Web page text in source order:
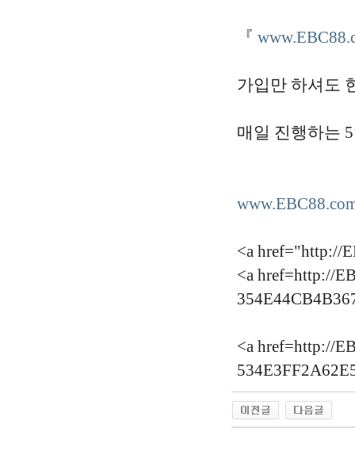
『
가입만 하셔도
매일 진행하는
<a href="http://
<a href=http://
<a href=http://